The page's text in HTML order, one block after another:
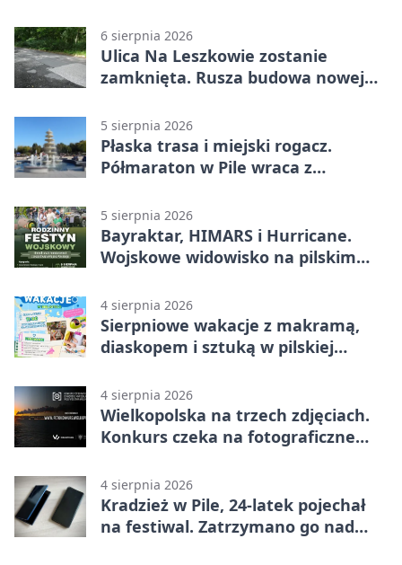
6 sierpnia 2026
Ulica Na Leszkowie zostanie
zamknięta. Rusza budowa nowej
5 sierpnia 2026
Płaska trasa i miejski rogacz.
Półmaraton w Pile wraca z
5 sierpnia 2026
Bayraktar, HIMARS i Hurricane.
Wojskowe widowisko na pilskim
4 sierpnia 2026
Sierpniowe wakacje z makramą,
diaskopem i sztuką w pilskiej
4 sierpnia 2026
Wielkopolska na trzech zdjęciach.
Konkurs czeka na fotograficzne
4 sierpnia 2026
Kradzież w Pile, 24-latek pojechał
na festiwal. Zatrzymano go nad